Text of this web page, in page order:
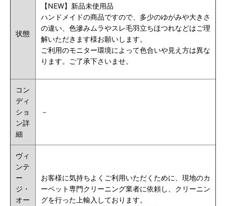
状態
【NEW】新品未使用品
ハンドメイドの商品ですので、多少のゆがみや大きさ
の違い、色滲みムラやスレ毛羽立ちほつれなどはご理
解いただきます様お願いします。
ご利用のモニター環境によって色合いや見え方は異な
ります。ご了承下さいませ。
コン
ディ
ショ
ン詳
細
－
ヴィ
ンテ
ー
ジ・
オー
お客様に気持ちよくご利用いただくために、現地のカ
ーペット専門クリーニング業者に依頼し、クリーニン
グを行った上輸入しております。